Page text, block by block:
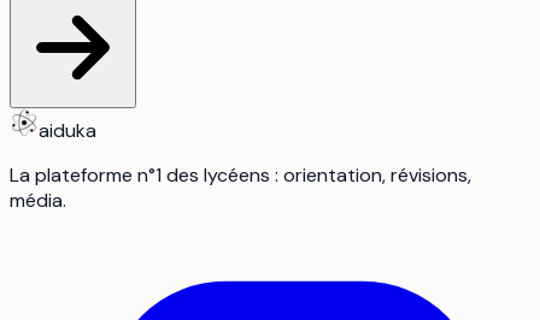
aiduka
La plateforme n°1 des lycéens : orientation, révisions,
média.